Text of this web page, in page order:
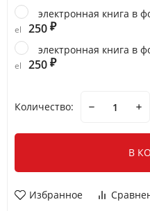
электронная книга в
el
250 ₽
электронная книга в
el
250 ₽
Количество:
В
Избранное